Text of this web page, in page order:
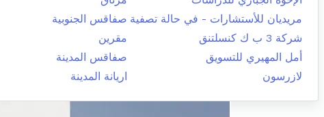
مريديان للأستشارات - في حالة تصفية صفاقس الجنوبية
شركة 3 ب ك كنسلتنق
مقرين
أمل المهيري للتسويق
صفاقس المدينة
لازرسون
اريانة المدينة